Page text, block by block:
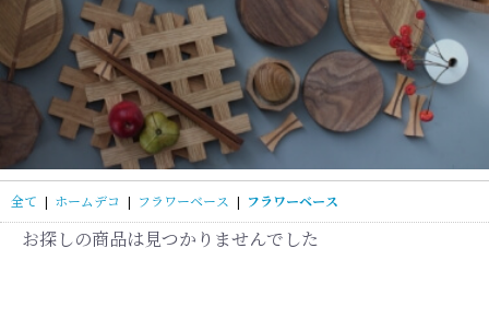
全て | ホームデコ | フラワーベース | フラワーベース
お探しの商品は見つかりませんでした